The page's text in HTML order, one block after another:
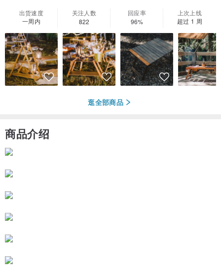
出货速度
一周内
关注人数
822
回应率
96%
上次上线
超过 1 周
逛全部商品
商品介绍